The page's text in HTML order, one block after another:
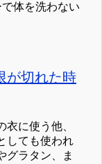
体を洗わない
が切れた時
に使う他、
しても使われ
グラタン、ま